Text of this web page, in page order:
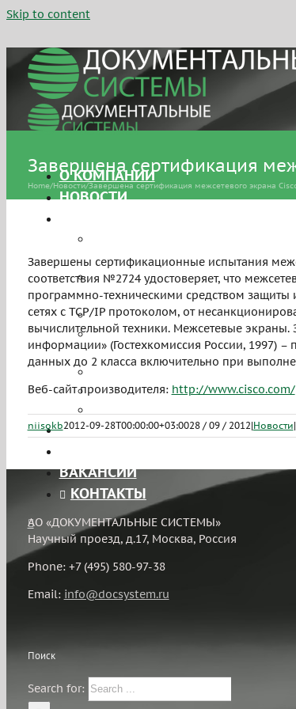
Skip to content
О КОМПАНИИ
НОВОСТИ
информации
Аттестация объектов
информатизации
Персональные данные
Системы управления
информационной
Тестирование на проникновение
ПРОЕКТЫ
ВАКАНСИИ
КОНТАКТЫ
Завершена сертификация
Home/Новости/Завершена сертификация межсетевого экрана
Завершены сертификационные испытания
соответствия №2724 удостоверяет, что
программно-техническими средством защиты
сетях с TCP/IP протоколом, от
вычислительной техники. Межсетевые
информации» (Гостехкомиссия России, 1997)
данных до 2 класса включительно при
Веб-сайт производителя: http://www.cisco.com/
niisokb2012-09-28T00:00:00+03:0028 / 09 / 2012|Новости|
АО «ДОКУМЕНТАЛЬНЫЕ СИСТЕМЫ»
Научный проезд, д.17, Москва, Россия
Phone: +7 (495) 580-97-38
Email: info@docsystem.ru
Поиск
Search for: